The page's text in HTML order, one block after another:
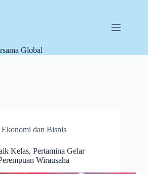
Global
Ekonomi dan Bisnis
Kelas, Pertamina Gelar
Wirausaha